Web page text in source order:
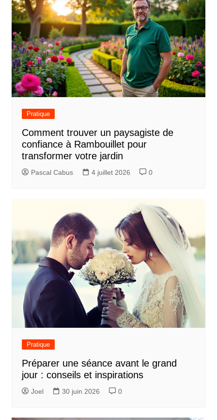
Pratique
Comment trouver un paysagiste de
confiance à Rambouillet pour
transformer votre jardin
Pascal Cabus 4 juillet 2026 0
Pratique
Préparer une séance avant le grand
jour : conseils et inspirations
Joel 30 juin 2026 0